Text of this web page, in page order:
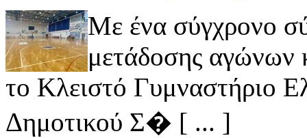
Με ένα σύγχρονο
μετάδοσης αγώνων
το Κλειστό Γυμναστήριο
Δημοτικού Σ� [ ... ]